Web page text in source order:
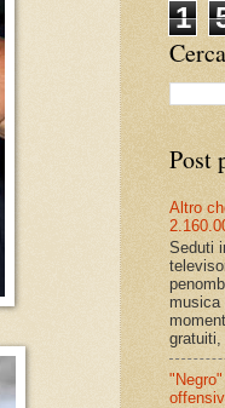
1
Post
Altro
Seduti
musica
gratuiti,